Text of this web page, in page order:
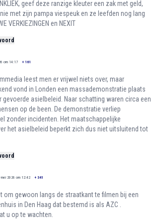
geef deze ranzige kleuter een zak met geld,
met zijn pampa viespeuk en ze leefden nog lang
VERKIEZINGEN en NEXIT
om 14:17 + 161
leest men er vrijwel niets over, maar
vond in Londen een massademonstratie plaats
gevoerde asielbeleid. Naar schatting waren circa een
op de been. De demonstratie verliep
zonder incidenten. Het maatschappelijke
het asielbeleid beperkt zich dus niet uitsluitend tot
mei 2026 om 12:42 + 341
om gewoon langs de straatkant te filmen bij een
in Den Haag dat bestemd is als AZC .
u op te wachten.